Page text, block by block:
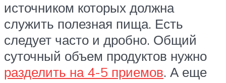
источником которых должна
служить полезная пища. Есть
следует часто и дробно. Общий
суточный объем продуктов нужно
разделить на 4-5 приемов. А еще